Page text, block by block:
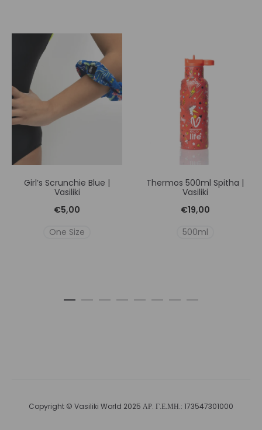
Girl’s Scrunchie Blue |
Vasiliki
€5,00
One Size
Thermos 500ml Spitha |
Vasiliki
€19,00
500ml
Copyright © Vasiliki World 2025 ΑΡ. Γ.Ε.ΜΗ.: 173547301000